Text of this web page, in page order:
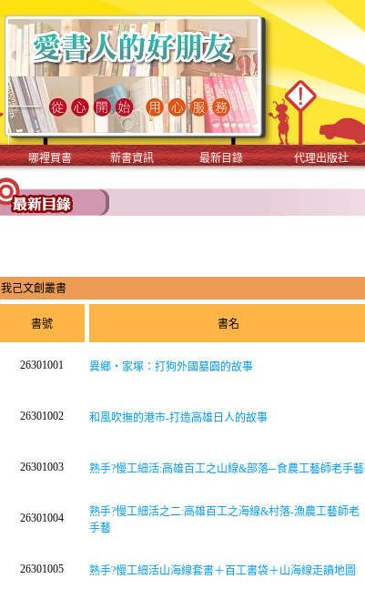
哪裡買書 新書資訊 最新目錄 代理出版社
我己文創叢書
書號 書名
26301001 異鄉‧家塚：打狗外國墓園的故事
26301002 和風吹撫的港市-打造高雄日人的故事
26301003 熟手?慢工細活:高雄百工之山線&部落─食農工藝師老手藝
26301004
熟手?慢工細活之二:高雄百工之海線&村落-漁農工藝師老
手藝
26301005 熟手?慢工細活山海線套書＋百工書袋＋山海線走讀地圖